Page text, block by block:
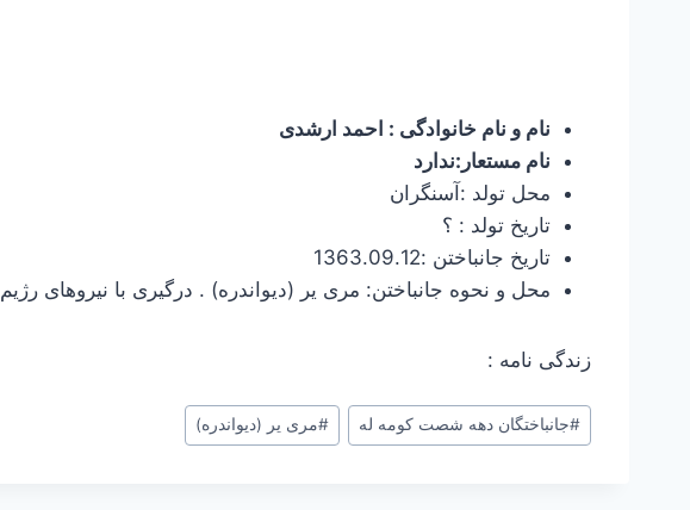
نام و نام خانوادگی : احمد ارشدی
نام مستعار:ندارد
محل تولد :آسنگران
تاریخ تولد : ؟
تاریخ جانباختن :1363.09.12
محل و نحوه جانباختن: مری یر (دیواندره) . درگیری با نیروهای رژیم
زندگی نامه :
برچسب‌های
نوشته:
#جانباختگان دهه شصت کومه له #مری یر (دیواندره)